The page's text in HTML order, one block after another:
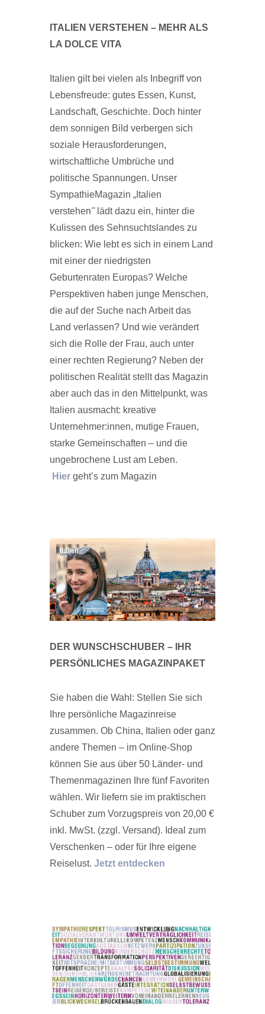
ITALIEN VERSTEHEN – MEHR ALS
LA DOLCE VITA
Italien gilt bei vielen als Inbegriff von
Lebensfreude: gutes Essen, Kunst,
Landschaft, Geschichte. Doch hinter
dem sonnigen Bild verbergen sich
soziale Herausforderungen,
wirtschaftliche Umbrüche und
politische Spannungen. Unser
SympathieMagazin „Italien
verstehen"lädt dazu ein, hinter die
Kulissen des Sehnsuchtslandes zu
blicken: Wie lebt es sich in einem Land
mit einer der niedrigsten
Geburtenraten Europas? Welche
Perspektiven haben junge Menschen,
die auf der Suche nach Arbeit das
Land verlassen? Und wie verändert
sich die Rolle der Frau, auch unter
einer rechten Regierung? Neben der
politischen Realität stellt das Magazin
aber auch das in den Mittelpunkt, was
Italien ausmacht: kreative
Unternehmer:innen, mutige Frauen,
starke Gemeinschaften – und die
ungebrochene Lust am Leben.
Hier geht’s zum Magazin
DER WUNSCHSCHUBER – IHR
PERSÖNLICHES MAGAZINPAKET
Sie haben die Wahl: Stellen Sie sich
Ihre persönliche Magazinreise
zusammen. Ob China, Italien oder ganz
andere Themen – im Online-Shop
können Sie aus über 50 Länder- und
Themenmagazinen Ihre fünf Favoriten
wählen. Wir liefern sie im praktischen
Schuber zum Vorzugspreis von 20,00 €
inkl. MwSt. (zzgl. Versand). Ideal zum
Verschenken – oder für Ihre eigene
Reiselust. Jetzt entdecken